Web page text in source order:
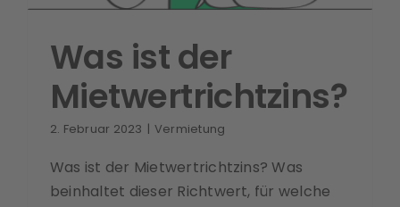
Was ist der
Mietwertrichtzins?
2. Februar 2023 | Vermietung
Was ist der Mietwertrichtzins? Was
beinhaltet dieser Richtwert, für welche